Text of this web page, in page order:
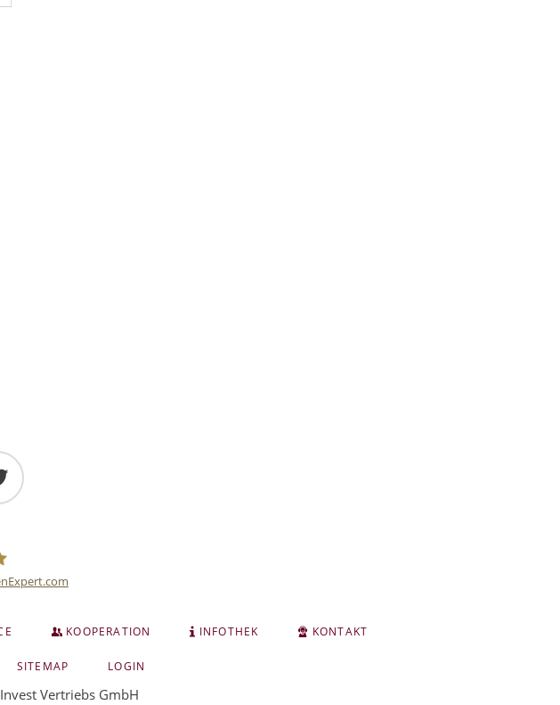
KOOPERATION INFOTHEK
KONTAKT
SITEMAP LOGIN
Vertriebs GmbH